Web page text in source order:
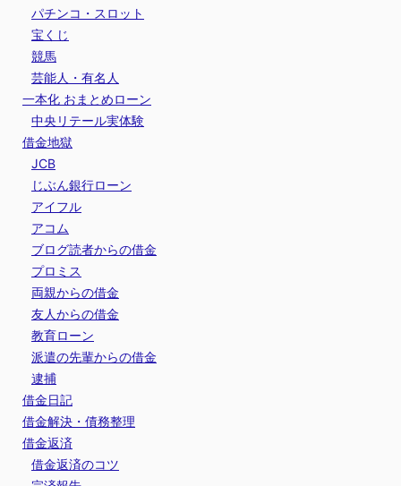
パチンコ・スロット
宝くじ
競馬
芸能人・有名人
一本化 おまとめローン
中央リテール実体験
借金地獄
JCB
じぶん銀行ローン
アイフル
アコム
ブログ読者からの借金
プロミス
両親からの借金
友人からの借金
教育ローン
派遣の先輩からの借金
逮捕
借金日記
借金解決・債務整理
借金返済
借金返済のコツ